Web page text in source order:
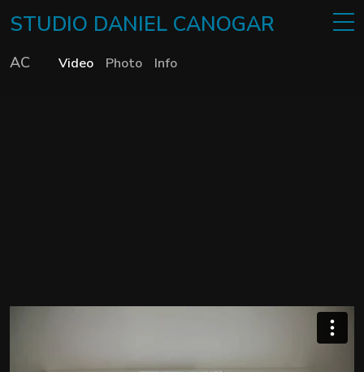
STUDIO DANIEL CANOGAR
AC Video Photo Info